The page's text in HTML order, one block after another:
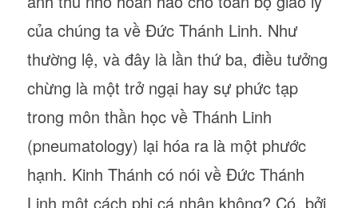
của chúng ta về Đức Thánh Linh. Như
thường lệ, và đây là lần thứ ba, điều tưởng
chừng là một trở ngại hay sự phức tạp
trong môn thần học về Thánh Linh
(pneumatology) lại hóa ra là một phước
hạnh. Kinh Thánh có nói về Đức Thánh
Linh một cách phi cá nhân không? Có, bởi